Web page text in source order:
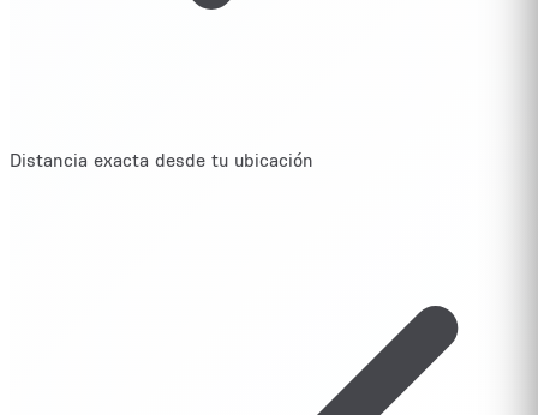
Distancia exacta desde tu ubicación